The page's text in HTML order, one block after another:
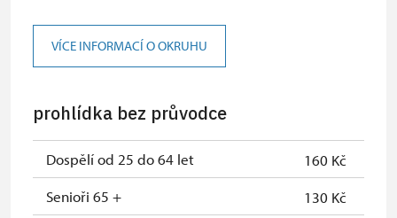
NPÚ
Jednorázové vstupenky vydané NPÚ
Průkaz zaměstance NPÚ (+až 3
Průkaz Náš člověk*
zdarma
*Platí pouze pro jednu osobu
VÍCE INFORMACÍ O OKRUHU
prohlídka bez průvodce
Dospělí od 25 do 64 let
160 Kč
Senioři 65 +
130 Kč